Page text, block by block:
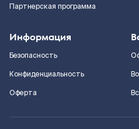
Партнерская программа
Информация
Безопасность
Конфиденциальность
Оферта